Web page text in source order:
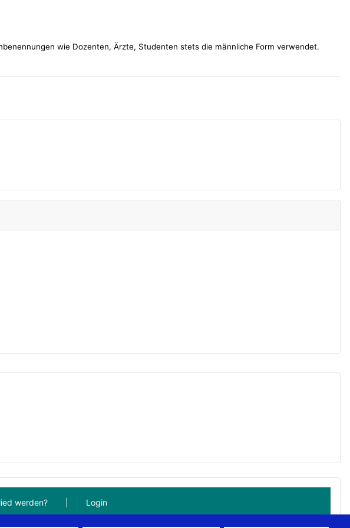
wie Dozenten, Ärzte, Studenten stets die männliche Form verwendet.
werden? Login